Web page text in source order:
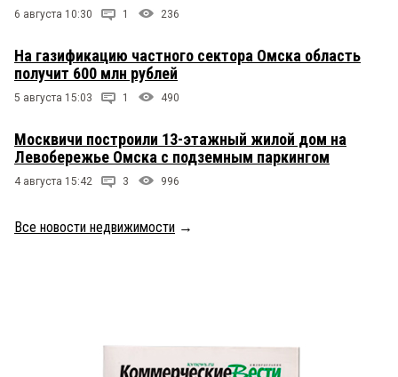
6 августа 10:30 1 236
На газификацию частного сектора Омска область
получит 600 млн рублей
5 августа 15:03 1 490
Москвичи построили 13-этажный жилой дом на
Левобережье Омска с подземным паркингом
4 августа 15:42 3 996
Все новости недвижимости →